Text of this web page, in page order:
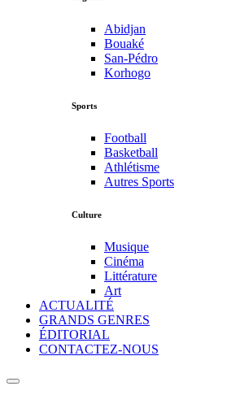
Abidjan
Bouaké
San-Pédro
Korhogo
Sports
Football
Basketball
Athlétisme
Autres Sports
Culture
Musique
Cinéma
Littérature
Art
ACTUALITÉ
GRANDS GENRES
ÉDITORIAL
CONTACTEZ-NOUS